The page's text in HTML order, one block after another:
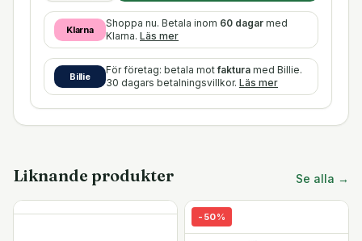
Klarna
Shoppa nu. Betala inom 60 dagar med
Klarna. Läs mer
Billie
För företag: betala motfaktura med Billie.
30 dagars betalningsvillkor. Läs mer
Liknande produkter Se alla →
- 50%